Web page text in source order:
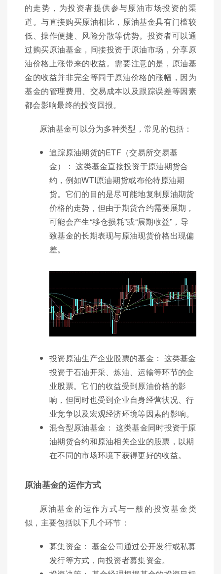
的走势，为投资者提供参与原油市场投资的渠
道。与直接购买原油相比，原油基金具有门槛较
低、操作便捷、风险分散等优势。投资者可以通
过购买原油基金，间接投资于原油市场，分享原
油价格上涨带来的收益。需要注意的是，原油基
金的收益并非完全等同于原油价格的涨幅，因为
基金的管理费用、交易成本以及跟踪误差等因素
都会影响最终的投资回报。
原油基金可以分为多种类型，常见的包括：
追踪原油期货的ETF（交易所交易基
金）： 这类基金直接投资于原油期货合
约，例如WTI原油期货或布伦特原油期
货。它们的目的是尽可能地复制原油期货
价格的走势，但由于期货合约需要展期，
可能会产生“移仓损耗”或“展期收益”，导
致基金的长期表现与原油现货价格出现偏
差。
投资原油生产企业股票的基金： 这类基金
投资于石油开采、炼油、运输等环节的企
业股票。它们的收益受到原油价格的影
响，但同时也受到企业自身经营状况、行
业竞争以及宏观经济环境等因素的影响。
混合型原油基金： 这类基金同时投资于原
油期货合约和原油相关企业的股票，以期
在不同的市场环境下获得更好的收益。
原油基金的运作方式
原油基金的运作方式与一般的投资基金类
似，主要包括以下几个环节：
募集资金： 基金公司通过公开发行或私募
发行等方式，向投资者募集资金。